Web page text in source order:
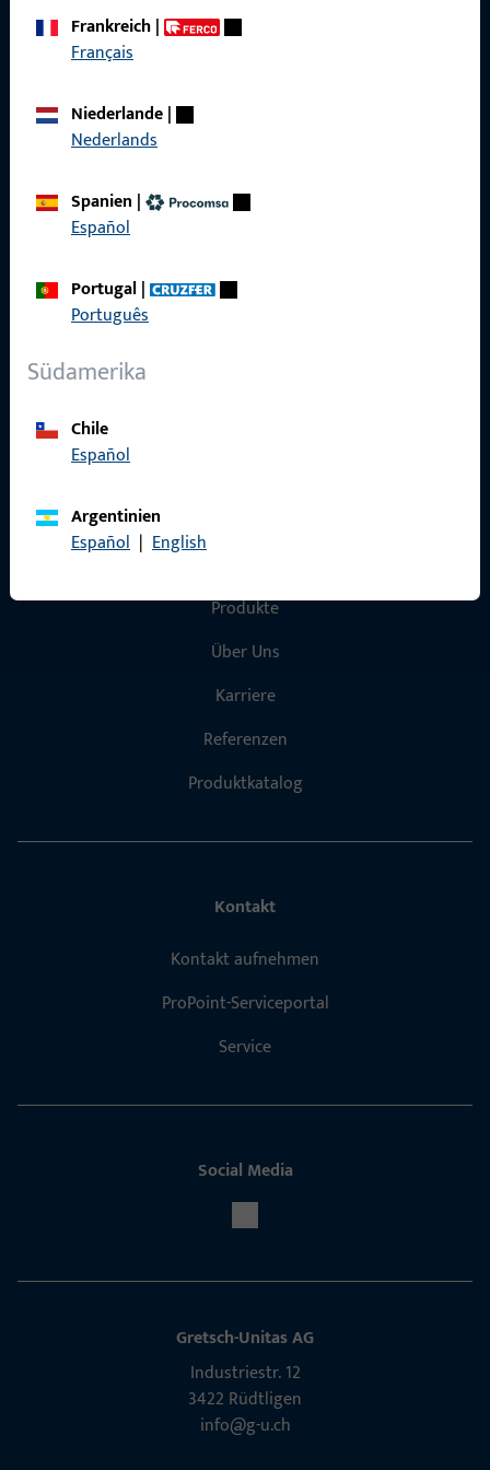
zuverlässig.Frankreich|
Français
Niederlande|
Nederlands
Spanien |
Español
Portugal|
Português
Südamerika
Chile
Español
Argentinien
Español | English
Allgemeines
Schnelleinstieg
Produkte
Über Uns
Karriere
Referenzen
Produktkatalog
Kontakt
Kontakt aufnehmen
ProPoint-Serviceportal
Service
Social Media
Gretsch-Unitas AG
Indu­s­triestr. 12
3422 Rüdt­ligen
info@g-u.ch